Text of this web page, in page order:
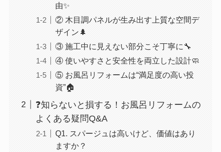
由✨
② 木目調パネルが生み出す上質な空間デ
ザイン🌲
③ 施工中に見えない部分こそ丁寧に🔧
④ 使いやすさと安全性を両立した設計🧼
⑤ お風呂リフォームは“満足度の高い投
資”🏠
❓知らないと損する！お風呂リフォームの
よくある疑問Q&A
Q1. スパージュは高いけど、価値はあり
ますか？